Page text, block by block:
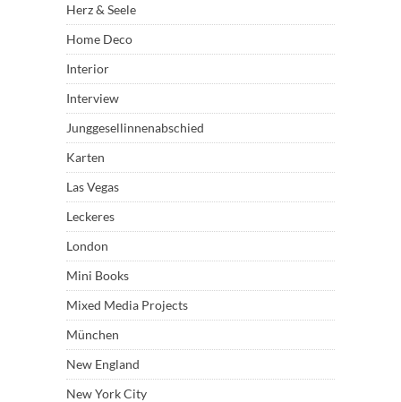
Herz & Seele
Home Deco
Interior
Interview
Junggesellinnenabschied
Karten
Las Vegas
Leckeres
London
Mini Books
Mixed Media Projects
München
New England
New York City